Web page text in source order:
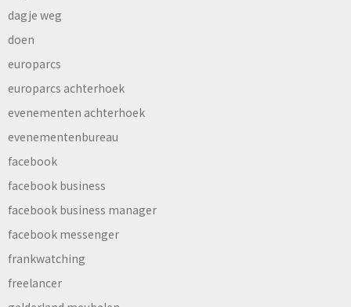
dagje weg
doen
europarcs
europarcs achterhoek
evenementen achterhoek
evenementenbureau
facebook
facebook business
facebook business manager
facebook messenger
frankwatching
freelancer